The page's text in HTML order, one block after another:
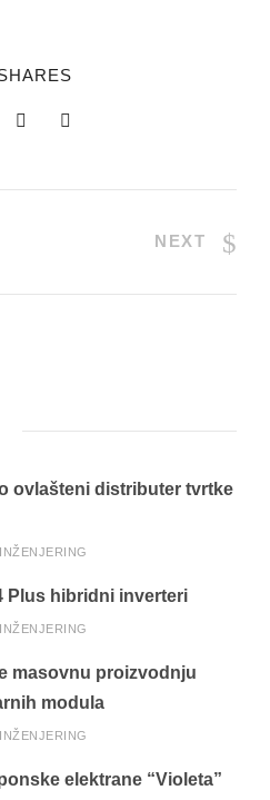
NEXT
ovlašteni distributer tvrtke
Plus hibridni inverteri
masovnu proizvodnju
modula
elektrane “Violeta”